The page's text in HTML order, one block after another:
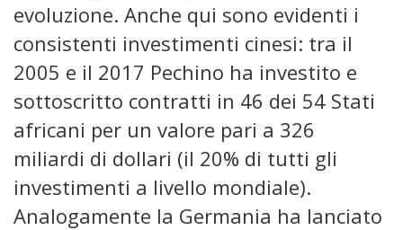
evoluzione. Anche qui sono evidenti i
consistenti investimenti cinesi: tra il
2005 e il 2017 Pechino ha investito e
sottoscritto contratti in 46 dei 54 Stati
africani per un valore pari a 326
miliardi di dollari (il 20% di tutti gli
investimenti a livello mondiale).
Analogamente la Germania ha lanciato